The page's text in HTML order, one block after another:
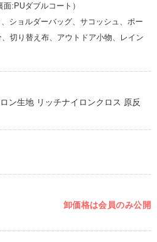
:PUダブルコート）
ショルダーバッグ、サコッシュ、ポー
切り替え布、アウトドア小物、レイン
ン生地 リッチナイロンクロス 原反
卸価格は会員のみ公開